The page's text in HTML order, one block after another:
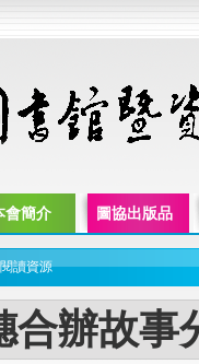
會簡介 圖協出版品
讀資源
合辦故事